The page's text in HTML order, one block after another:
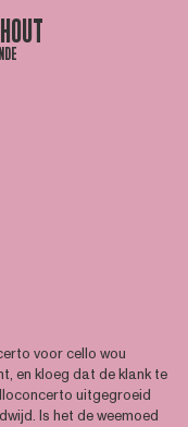
voor cello wou
en kloeg dat de klank te
uitgegroeid
Is het de weemoed